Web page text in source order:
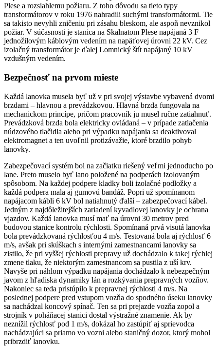
Plese a rozsiahlemu požiaru. Z toho dôvodu sa tieto typy
transformátorov v roku 1976 nahradili suchými transformátormi. Tie
sa takisto nevyhli zničeniu pri zásahu bleskom, ale aspoň nevznikol
požiar. V súčasnosti je stanica na Skalnatom Plese napájaná 3 F
jednožilovým káblovým vedením na napäťovej úrovni 22 kV. Cez
izolačný transformátor je ďalej Lomnický štít napájaný 10 kV
vzdušným vedením.
Bezpečnosť na prvom mieste
Každá lanovka musela byť už v pri svojej výstavbe vybavená dvomi
brzdami – hlavnou a prevádzkovou. Hlavná brzda fungovala na
mechanickom princípe, pričom pracovník ju musel ručne zatiahnuť.
Prevádzková brzda bola elektricky ovládaná – v prípade zatlačenia
núdzového tlačidla alebo pri výpadku napájania sa deaktivoval
elektromagnet a ten uvoľnil protizávažie, ktoré brzdilo pohyb
lanovky.
Zabezpečovací systém bol na začiatku riešený veľmi jednoducho po
lane. Preto muselo byť lano položené na podperách izolovaným
spôsobom. Na každej podpere kladky boli izolačné podložky a
každá podpera mala aj gumovú bandáž. Popri už spomínanom
napájacom kábli 6 kV bol natiahnutý ďalší – zabezpečovací kábel.
Jedným z najdôležitejších zariadení kyvadlovej lanovky je ochrana
vjazdov. Každá lanovka musí mať na úrovni 30 metrov pred
budovou stanice kontrolu rýchlosti. Spomínaná prvá visutá lanovka
bola prevádzkovaná rýchlosťou 4 m/s. Testovaná bola aj rýchlosť 6
m/s, avšak pri skúškach s internými zamestnancami lanovky sa
zistilo, že pri vyššej rýchlosti prepravy už dochádzalo k takej rýchlej
zmene tlaku, že niektorým zamestnancom sa pustila z uší krv.
Navyše pri náhlom výpadku napájania dochádzalo k nebezpečným
javom z hľadiska dynamiky lán a rozkývania prepravných vozňov.
Nakoniec sa teda pristúpilo k prepravnej rýchlosti 4 m/s. Na
poslednej podpere pred vstupom vozňa do spodného úseku lanovky
sa nachádzal koncový spínač. Ten sa pri prejazde vozňa zopol a
strojník v poháňacej stanici dostal výstražné znamenie. Ak by
neznížil rýchlosť pod 1 m/s, dokázal ho zastúpiť aj sprievodca
nachádzajúci sa priamo vo vozni alebo staničný dozor, ktorý mohol
pribrzdiť lanovku.